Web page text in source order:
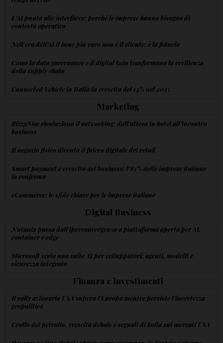
L'AI punta alle interfacce: perché le imprese hanno bisogno di
contesto operativo
Nell'era dell'AI il bene più raro non è il cliente: è la fiducia
Come la data governance e il digital twin trasformano la resilienza
della supply chain
Connected Vehicle in Italia in crescita del 14% nel 2025
Marketing
BizzyNow rivoluziona il networking: dall'attesa in hotel all'incontro
business
Il negozio fisico diventa il fulcro digitale del retail
Smart payment e crescita del business: l'83% delle imprese italiane
lo conferma
eCommerce: le sfide chiave per le imprese italiane
Digital Business
Nutanix passa dall'iperconvergenza a piattaforma aperta per AI,
container e edge
Microsoft svela una suite AI per sviluppatori: agenti, modelli e
sicurezza integrata
Finanza e investimenti
Il rally azionario USA supera l'Europa mentre persiste l'incertezza
geopolitica
Crollo del petrolio, crescita debole e segnali di bolla sui mercati USA